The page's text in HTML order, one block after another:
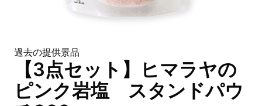
過去の提供景品
【3点セット】ヒマラヤの
ピンク岩塩 スタンドパウ